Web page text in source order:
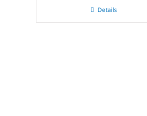
Details